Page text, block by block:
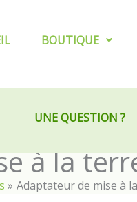
BOUTIQUE
UNE QUESTION ?
à la
Adaptateur de mise à